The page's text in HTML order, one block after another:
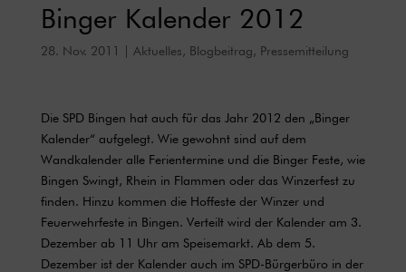
Binger Kalender 2012
28. Nov. 2011 Aktuelles, Blogbeitrag, Pressemitteilung
Die SPD Bingen hat auch für das Jahr 2012 den „Binger
Kalender“ aufgelegt. Wie gewohnt sind auf dem
Wandkalender alle Ferientermine und die Binger Feste, wie
Bingen Swingt, Rhein in Flammen oder das Winzerfest zu
finden. Hinzu kommen die Hoffeste der Winzer und
Feuerwehrfeste in Bingen. Verteilt wird der Kalender am 3.
Dezember ab 11 Uhr am Speisemarkt. Ab dem 5.
Dezember ist der Kalender auch im SPD-Bürgerbüro in der